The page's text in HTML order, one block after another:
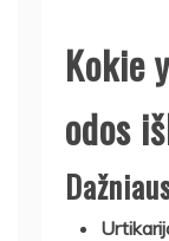
Kokie
odos